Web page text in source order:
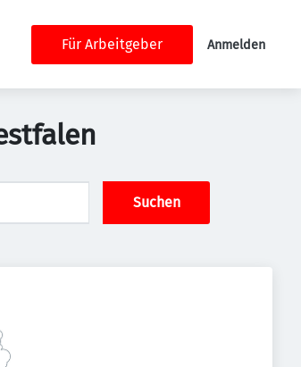
Für Arbeitgeber Anmelden
Suchen